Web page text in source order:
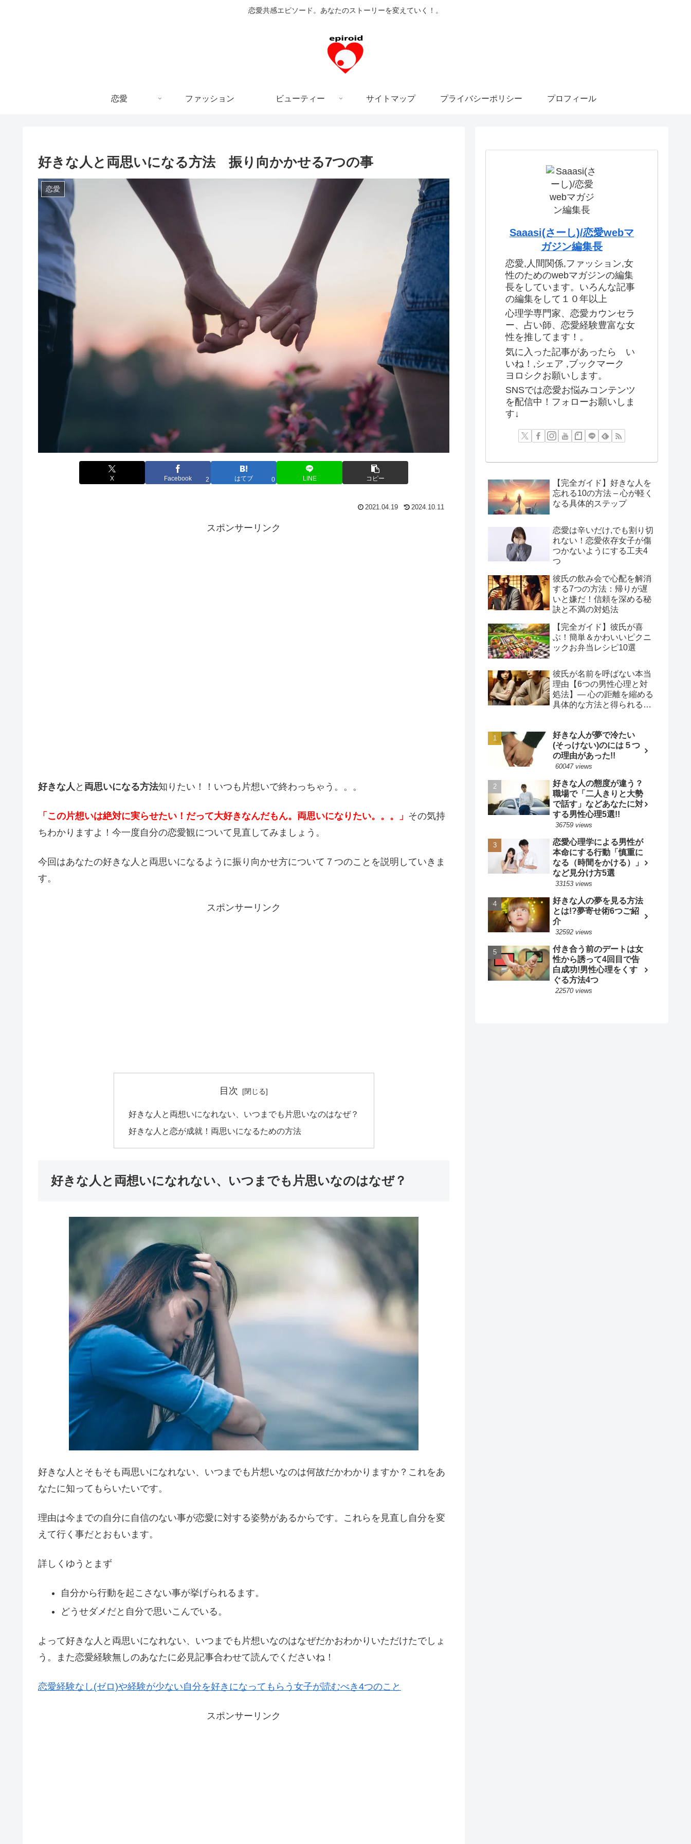
恋愛共感エピソード。あなたのストーリーを変えていく！。
恋愛 ファッション ビューティー サイトマップ プライバシーポリシー プロフィール
好きな人と両思いになる方法 振り向かかせる7つの事
恋愛
X Facebook 2 はてブ 0 LINE コピー
2021.04.19 2024.10.11
スポンサーリンク
好きな人 と 両思いになる方法知りたい！！いつも片想いで終わっちゃう。。。
「この片想いは絶対に実らせたい！だって大好きなんだもん。両思いになりたい。。。」 その気持
ちわかりますよ！今一度自分の恋愛観について見直してみましょう。
今回はあなたの好きな人と両思いになるように振り向かせ方について７つのことを説明していきま
す。
スポンサーリンク
目次
好きな人と両想いになれない、いつまでも片思いなのはなぜ？
好きな人と恋が成就！両思いになるための方法
好きな人と両想いになれない、いつまでも片思いなのはなぜ？
好きな人とそもそも両思いになれない、いつまでも片想いなのは何故だかわかりますか？これをあ
なたに知ってもらいたいです。
理由は今までの自分に自信のない事が恋愛に対する姿勢があるからです。これらを見直し自分を変
えて行く事だとおもいます。
詳しくゆうとまず
自分から行動を起こさない事が挙げられるます。
どうせダメだと自分で思いこんでいる。
よって好きな人と両思いになれない、いつまでも片想いなのはなぜだかおわかりいただけたでしょ
う。また恋愛経験無しのあなたに必見記事合わせて読んでくださいね！
恋愛経験なし(ゼロ)や経験が少ない自分を好きになってもらう女子が読むべき4つのこと
スポンサーリンク
Saaasi(さーし)/恋愛webマ
ガジン編集長
恋愛,人間関係,ファッション,女
性のためのwebマガジンの編集
長をしています。いろんな記事
の編集をして１０年以上
心理学専門家、恋愛カウンセラ
ー、占い師、恋愛経験豊富な女
性を推してます！。
気に入った記事があったら い
いね！,シェア ,ブックマーク
ヨロシクお願いします。
SNSでは恋愛お悩みコンテンツ
を配信中！フォローお願いしま
す↓
【完全ガイド】好きな人を
忘れる10の方法 – 心が軽く
なる具体的ステップ
恋愛は辛いだけ,でも割り切
れない！恋愛依存女子が傷
つかないようにする工夫4
つ
彼氏の飲み会で心配を解消
する7つの方法：帰りが遅
いと嫌だ！信頼を深める秘
訣と不満の対処法
【完全ガイド】彼氏が喜
ぶ！簡単＆かわいいピクニ
ックお弁当レシピ10選
彼氏が名前を呼ばない本当
理由【6つの男性心理と対
処法】— 心の距離を縮める
具体的な方法と得られるメ
好きな人が夢で冷たい
(そっけない)のには５つ
の理由があった!!
60047 views
好きな人の態度が違う？
職場で「二人きりと大勢
で話す」などあなたに対
する男性心理5選!!
36759 views
恋愛心理学による男性が
本命にする行動「慎重に
なる（時間をかける）」
など見分け方5選
33153 views
好きな人の夢を見る方法
とは!?夢寄せ術6つご紹
介
32592 views
付き合う前のデートは女
性から誘って4回目で告
白成功!男性心理をくす
ぐる方法4つ
22570 views